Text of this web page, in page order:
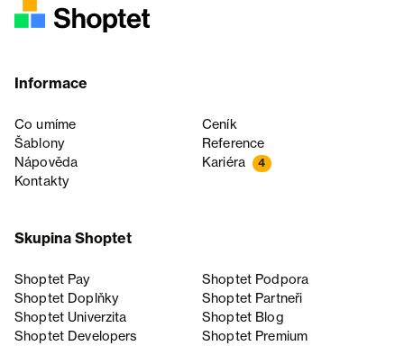
Informace
Co umíme
Ceník
Šablony
Reference
Nápověda
Kariéra 4
Kontakty
Skupina Shoptet
Shoptet Pay
Shoptet Podpora
Shoptet Doplňky
Shoptet Partneři
Shoptet Univerzita
Shoptet Blog
Shoptet Developers
Shoptet Premium